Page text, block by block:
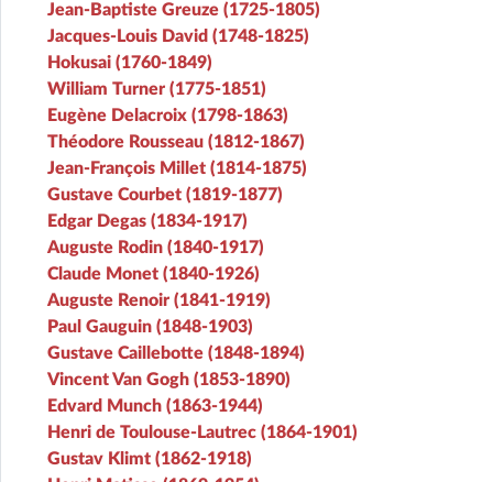
Jean-Baptiste Greuze (1725-1805)
Jacques-Louis David (1748-1825)
Hokusai (1760-1849)
William Turner (1775-1851)
Eugène Delacroix (1798-1863)
Théodore Rousseau (1812-1867)
Jean-François Millet (1814-1875)
Gustave Courbet (1819-1877)
Edgar Degas (1834-1917)
Auguste Rodin (1840-1917)
Claude Monet (1840-1926)
Auguste Renoir (1841-1919)
Paul Gauguin (1848-1903)
Gustave Caillebotte (1848-1894)
Vincent Van Gogh (1853-1890)
Edvard Munch (1863-1944)
Henri de Toulouse-Lautrec (1864-1901)
Gustav Klimt (1862-1918)